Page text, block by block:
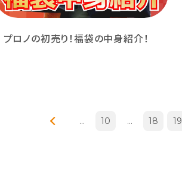
プロノの初売り！福袋の中身紹介！
... 10 ... 18 19